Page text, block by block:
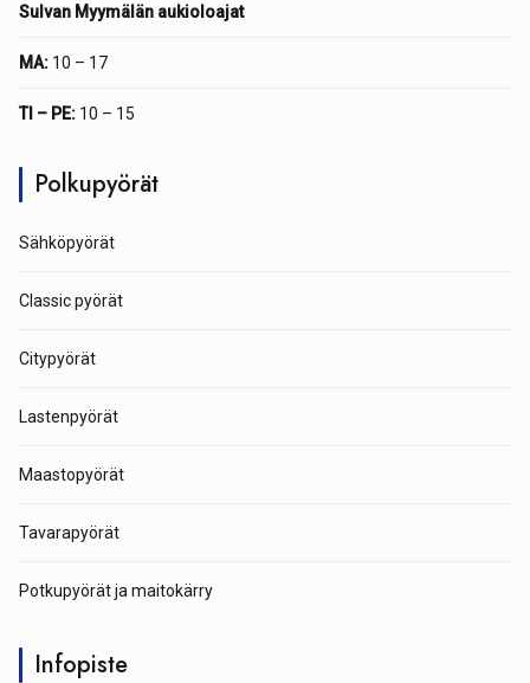
Sulvan Myymälän aukioloajat
MA: 10 – 17
TI – PE: 10 – 15
Polkupyörät
Sähköpyörät
Classic pyörät
Citypyörät
Lastenpyörät
Maastopyörät
Tavarapyörät
Potkupyörät ja maitokärry
Infopiste